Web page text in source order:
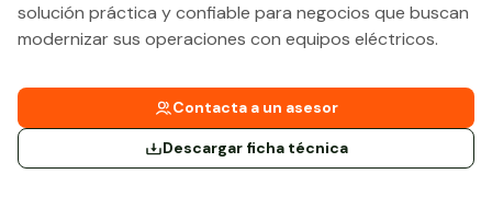
solución práctica y confiable para negocios que buscan
modernizar sus operaciones con equipos eléctricos.
Contacta a un asesor
Descargar ficha técnica